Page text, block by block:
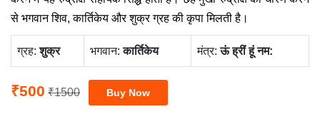
से भगवान शिव, कार्तिकेय और शुक्र ग्रह की कृपा मिलती है।
ग्रह:‍शुक्र भगवान:कार्तिकेय मंत्र:ऊं ह्रीं हूं नम:
₹500 ₹1500